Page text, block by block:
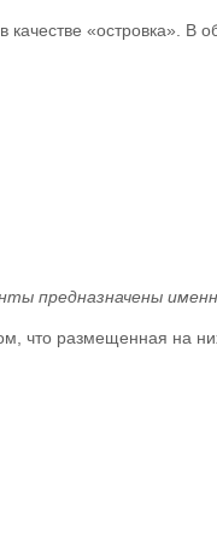
«островка». В
предназначены
что размещенная на